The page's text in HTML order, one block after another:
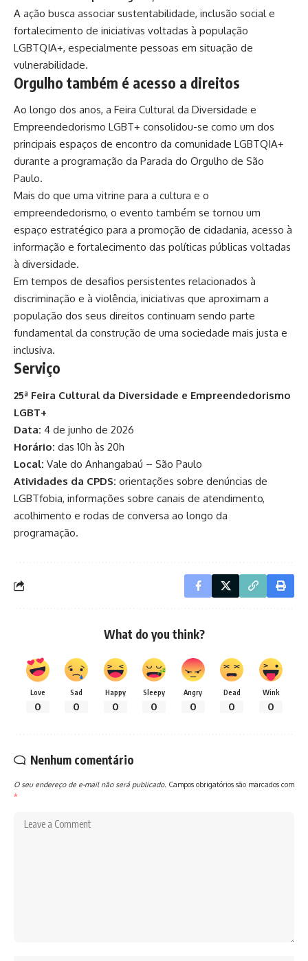
A ação busca associar sustentabilidade, inclusão social e
fortalecimento de iniciativas voltadas à população
LGBTQIA+, especialmente pessoas em situação de
vulnerabilidade.
Orgulho também é acesso a direitos
Ao longo dos anos, a Feira Cultural da Diversidade e
Empreendedorismo LGBT+ consolidou-se como um dos
principais espaços de encontro da comunidade LGBTQIA+
durante a programação da Parada do Orgulho de São
Paulo.
Mais do que uma vitrine para a cultura e o
empreendedorismo, o evento também se tornou um
espaço estratégico para a promoção de cidadania, acesso à
informação e fortalecimento das políticas públicas voltadas
à diversidade.
Em tempos de desafios persistentes relacionados à
discriminação e à violência, iniciativas que aproximam a
população dos seus direitos continuam sendo parte
fundamental da construção de uma sociedade mais justa e
inclusiva.
Serviço
25ª Feira Cultural da Diversidade e Empreendedorismo
LGBT+
Data: 4 de junho de 2026
Horário: das 10h às 20h
Local: Vale do Anhangabaú – São Paulo
Atividades da CPDS: orientações sobre denúncias de
LGBTfobia, informações sobre canais de atendimento,
acolhimento e rodas de conversa ao longo da
programação.
What do you think?
Love
0
Sad
0
Happy
0
Sleepy
0
Angry
0
Dead
0
Wink
0
Nenhum comentário
O seu endereço de e-mail não será publicado. Campos obrigatórios são marcados com
*